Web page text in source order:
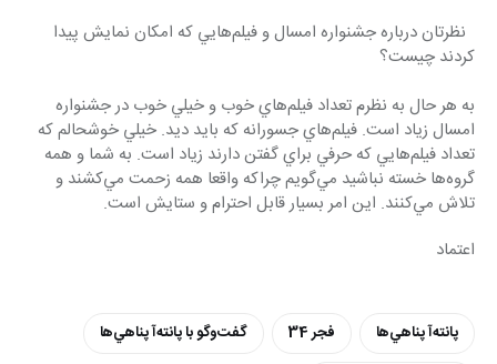
نظرتان درباره جشنواره امسال و فيلم‌هايي كه امكان نمايش پيدا
كردند چيست؟
به هر حال به نظرم تعداد فيلم‌هاي خوب و خيلي خوب در جشنواره
امسال زياد است. فيلم‌هاي جسورانه كه بايد ديد. خيلي خوشحالم كه
تعداد فيلم‌هايي كه حرفي براي گفتن دارند زياد است. به شما و همه
گروه‌ها خسته نباشيد مي‌گويم چراكه واقعا همه زحمت مي‌كشند و
تلاش مي‌كنند. اين امر بسيار قابل احترام و ستايش است.
اعتماد
پانته‌آ پناهي‌ها فجر 34
گفت‌وگو با پانته‌آ پناهي‌ها